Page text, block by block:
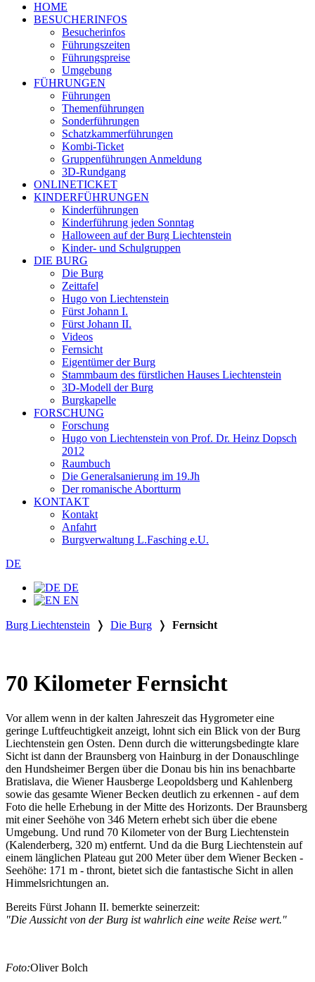
HOME
BESUCHERINFOS
Besucherinfos
Führungszeiten
Führungspreise
Umgebung
FÜHRUNGEN
Führungen
Themenführungen
Sonderführungen
Schatzkammerführungen
Kombi-Ticket
Gruppenführungen Anmeldung
3D-Rundgang
ONLINETICKET
KINDERFÜHRUNGEN
Kinderführungen
Kinderführung jeden Sonntag
Halloween auf der Burg Liechtenstein
Kinder- und Schulgruppen
DIE BURG
Die Burg
Zeittafel
Hugo von Liechtenstein
Fürst Johann I.
Fürst Johann II.
Videos
Fernsicht
Eigentümer der Burg
Stammbaum des fürstlichen Hauses Liechtenstein
3D-Modell der Burg
Burgkapelle
FORSCHUNG
Forschung
Hugo von Liechtenstein von Prof. Dr. Heinz Dopsch
2012
Raumbuch
Die Generalsanierung im 19.Jh
Der romanische Abortturm
KONTAKT
Kontakt
Anfahrt
Burgverwaltung L.Fasching e.U.
DE
DE
EN
Burg Liechtenstein ❭ Die Burg ❭ Fernsicht
70 Kilometer Fernsicht
Vor allem wenn in der kalten Jahreszeit das Hygrometer eine
geringe Luftfeuchtigkeit anzeigt, lohnt sich ein Blick von der Burg
Liechtenstein gen Osten. Denn durch die witterungsbedingte klare
Sicht ist dann der Braunsberg von Hainburg in der Donauschlinge
den Hundsheimer Bergen über die Donau bis hin ins benachbarte
Bratislava, die Wiener Hausberge Leopoldsberg und Kahlenberg
sowie das gesamte Wiener Becken deutlich zu erkennen - auf dem
Foto die helle Erhebung in der Mitte des Horizonts. Der Braunsberg
mit einer Seehöhe von 346 Metern erhebt sich über die ebene
Umgebung. Und rund 70 Kilometer von der Burg Liechtenstein
(Kalenderberg, 320 m) entfernt. Und da die Burg Liechtenstein auf
einem länglichen Plateau gut 200 Meter über dem Wiener Becken -
Seehöhe: 171 m - thront, bietet sich die fantastische Sicht in allen
Himmelsrichtungen an.
Bereits Fürst Johann II. bemerkte seinerzeit:
"Die Aussicht von der Burg ist wahrlich eine weite Reise wert."
Foto:Oliver Bolch